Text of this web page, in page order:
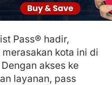
Pass® hadir,
kota ini di
akses ke
layanan, pass